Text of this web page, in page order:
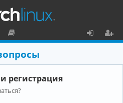
ку
м
е
о
и
регистрация